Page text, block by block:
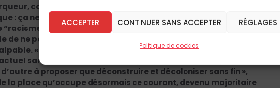
ACCEPTER CONTINUER SANS ACCEPTER RÉGLAGES
Politique de cookies
comme dans le racisme classique. La “discrimination
: ça ne veut rien dire, mais tous les fidèles de l’Église y
“racisme systémique”, il joue le rôle de la causalité diabolique,
de ne pas voir une forme de nihilisme dans ce projet, tant
« Les adeptes du décolonialisme se contentent de
sans entretenir aucune utopie quant à une ère “post-
d’autre à proposer que déconstruire et décoloniser sans fin »,
la place qu’occupe désormais ce courant, devenu majoritaire